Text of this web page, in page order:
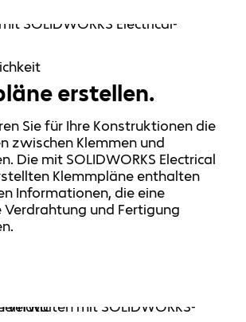
erstellen.
Sie für Ihre Konstruktionen die
zwischen Klemmen und
Die mit SOLIDWORKS Electrical
Klemmpläne enthalten
Informationen, die eine
Verdrahtung und Fertigung